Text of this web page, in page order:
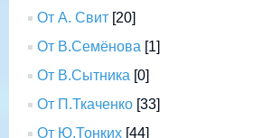
От А. Свит [20]
От В.Семёнова [1]
От В.Сытника [0]
От П.Ткаченко [33]
От Ю.Тонких [44]